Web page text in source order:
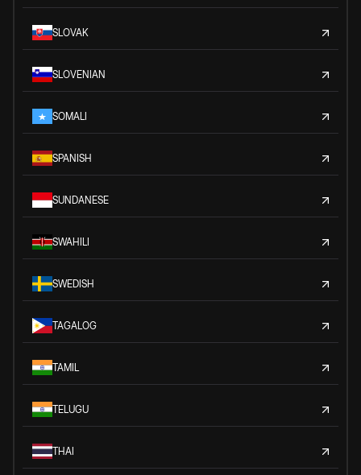
SLOVAK
SLOVENIAN
SOMALI
SPANISH
SUNDANESE
SWAHILI
SWEDISH
TAGALOG
TAMIL
TELUGU
THAI